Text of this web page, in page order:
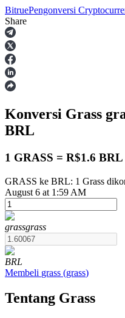
Berjangka
USDT Berjangka
BitruePengonversi
Share
Konversi Grass
BRL
1 GRASS = R$1.6 BRL
GRASS ke BRL: 1 Grass
August 6 at 1:59 AM
grassgrass
BRL
Membeli grass (grass)
Tentang Grass